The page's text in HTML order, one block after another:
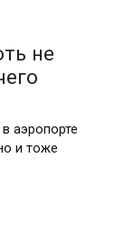
не
аэропорте
и тоже